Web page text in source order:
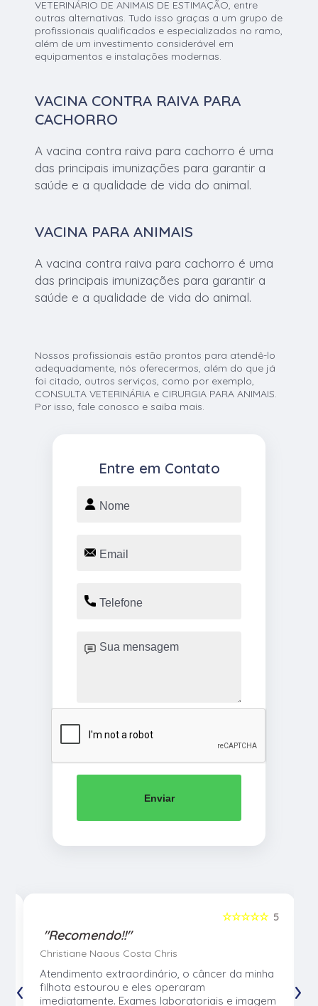
VETERINÁRIO DE ANIMAIS DE ESTIMAÇÃO, entre
outras alternativas. Tudo isso graças a um grupo de
profissionais qualificados e especializados no ramo,
além de um investimento considerável em
equipamentos e instalações modernas.
VACINA CONTRA RAIVA PARA
CACHORRO
A vacina contra raiva para cachorro é uma
das principais imunizações para garantir a
saúde e a qualidade de vida do animal.
VACINA PARA ANIMAIS
A vacina contra raiva para cachorro é uma
das principais imunizações para garantir a
saúde e a qualidade de vida do animal.
Nossos profissionais estão prontos para atendê-lo
adequadamente, nós oferecermos, além do que já
foi citado, outros serviços, como por exemplo,
CONSULTA VETERINÁRIA e CIRURGIA PARA ANIMAIS.
Por isso, fale conosco e saiba mais.
Entre em Contato
Enviar
5
☆☆☆☆☆
"Recomendo!!"
Christiane Naous Costa Chris
Atendimento extraordinário, o câncer da minha
filhota estourou e eles operaram
imediatamente. Exames laboratoriais e imagem
‹ ›